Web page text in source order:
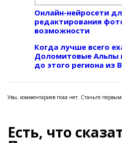
Онлайн-нейросети
редактирования
возможности
Когда лучше всего
Доломитовые Альпы
до этого региона из
Увы, комментариев пока нет. Станьте первым!
Есть, что